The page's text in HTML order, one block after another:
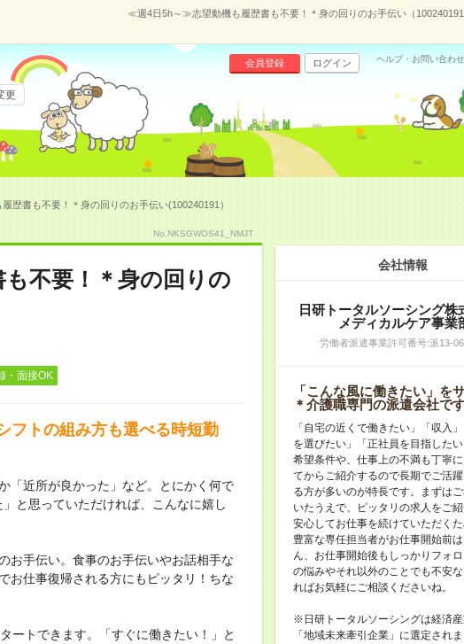
≪週4日5h～≫志望動機も履歴書も不要！＊身の回りのお手伝い（100240191
会員登録 ログイン ヘルプ・お問い合わせ
更
歴書も不要！＊身の回りのお手伝い(100240191）
No.NKSGWOS41_NMJT
不要！＊身の回りの
・面接OK
トの組み方も選べる時短勤
近所が良かった」など。とにかく何で
と思っていただければ、こんなに嬉し
お手伝い。食事のお手伝いやお話相手な
お仕事復帰される方にもピッタリ！ちな
ートできます。「すぐに働きたい！」と
会社情報
日研トータルソーシング
メディカルケア事業
労働者派遣事業許可番号:派13-
「こんな風に働きたい」を
＊介護職専門の派遣会社です
「自宅の近くで働きたい」「収入
を選びたい」「正社員を目指した
希望条件や、仕事上の不満も丁寧
てからご紹介するので長期でご活
る方が多いのが特長です。まずは
いたうえで、ピッタリの求人をご
安心してお仕事を続けていただく
豊富な専任担当者がお仕事開始前
ん、お仕事開始後もしっかりフォ
の悩みやそれ以外のことでも不安
ればお気軽にご相談くださいね。
※日研トータルソーシングは経済産
「地域未来牽引企業」に選定されま